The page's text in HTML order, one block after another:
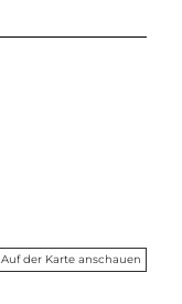
Auf der Karte anschauen